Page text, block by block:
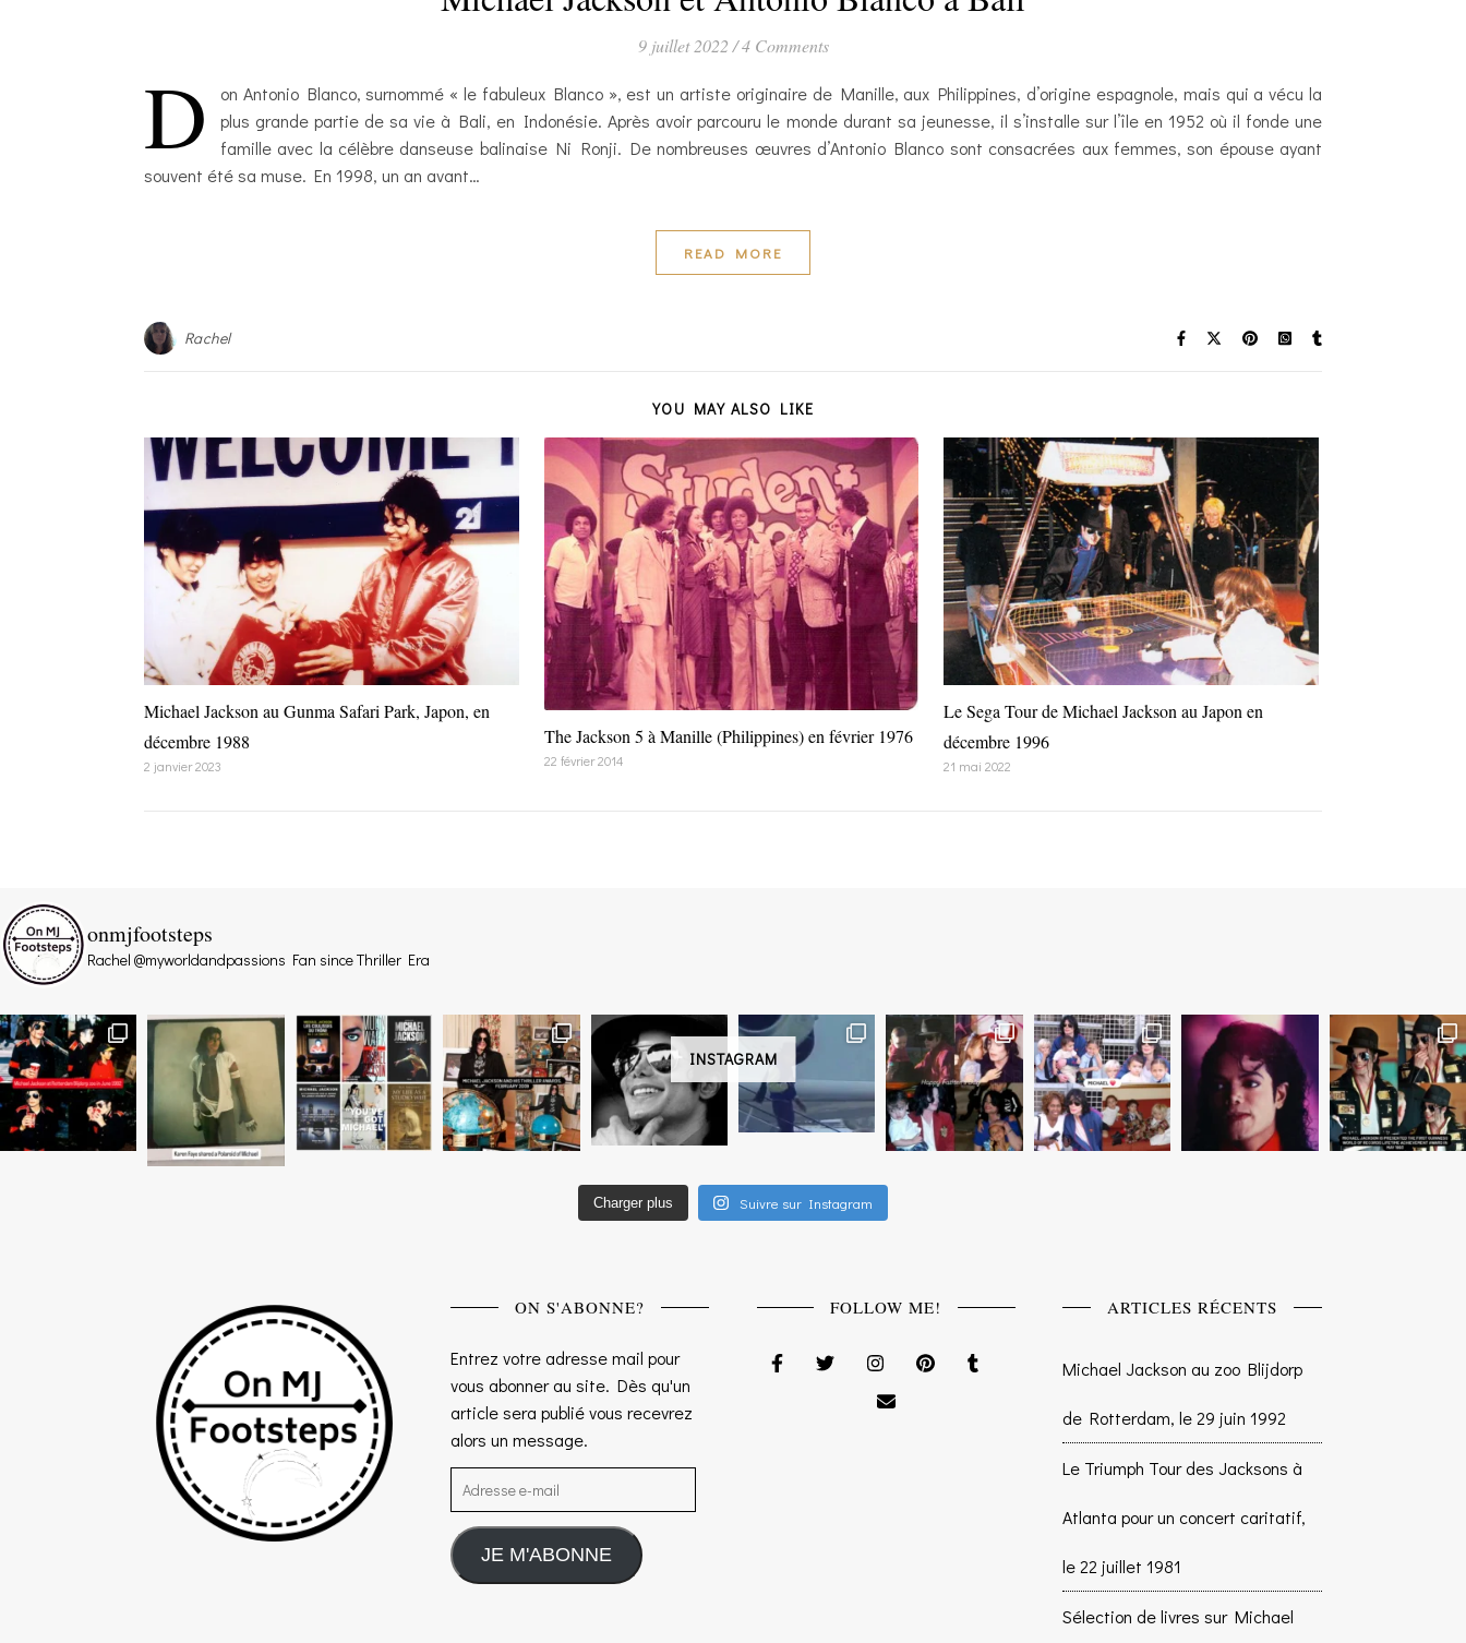
9 juillet 2022 / 4 Comments
D
on Antonio Blanco, surnommé « le fabuleux Blanco », est un artiste originaire de Manille, aux Philippines, d’origine espagnole, mais qui a vécu la
plus grande partie de sa vie à Bali, en Indonésie. Après avoir parcouru le monde durant sa jeunesse, il s’installe sur l’île en 1952 où il fonde une
famille avec la célèbre danseuse balinaise Ni Ronji. De nombreuses œuvres d’Antonio Blanco sont consacrées aux femmes, son épouse ayant
souvent été sa muse. En 1998, un an avant…
READ MORE
Rachel
YOU MAY ALSO LIKE
Michael Jackson au Gunma Safari Park, Japon, en
décembre 1988
2 janvier 2023
The Jackson 5 à Manille (Philippines) en février 1976
22 février 2014
Le Sega Tour de Michael Jackson au Japon en
décembre 1996
21 mai 2022
INSTAGRAM
onmjfootsteps
Rachel @myworldandpassions Fan since Thriller Era
Charger plus Suivre sur Instagram
ON S'ABONNE?
Entrez votre adresse mail pour
vous abonner au site. Dès qu'un
article sera publié vous recevrez
alors un message.
Adresse e-mail
JE M'ABONNE
FOLLOW ME! ARTICLES RÉCENTS
Michael Jackson au zoo Blijdorp
de Rotterdam, le 29 juin 1992
Le Triumph Tour des Jacksons à
Atlanta pour un concert caritatif,
le 22 juillet 1981
Sélection de livres sur Michael